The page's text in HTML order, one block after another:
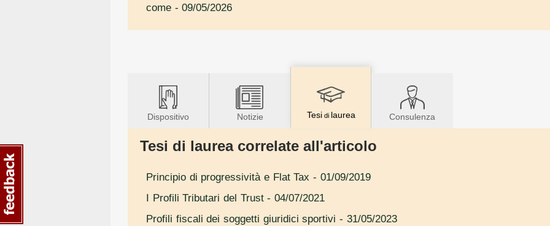
come - 09/05/2026
Dispositivo Notizie Tesidi laurea Consulenza
Tesi di laurea correlate all'articolo
Principio di progressività e Flat Tax - 01/09/2019
I Profili Tributari del Trust- 04/07/2021
Profili fiscali dei soggetti giuridici sportivi - 31/05/2023